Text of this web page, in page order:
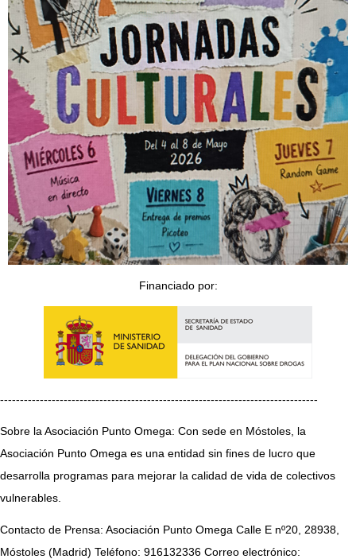
Financiado por:
--------------------------------------------------------------------------------
Sobre la Asociación Punto Omega: Con sede en Móstoles, la
Asociación Punto Omega es una entidad sin fines de lucro que
desarrolla programas para mejorar la calidad de vida de colectivos
vulnerables.
Contacto de Prensa: Asociación Punto Omega Calle E nº20, 28938,
Móstoles (Madrid) Teléfono: 916132336 Correo electrónico: